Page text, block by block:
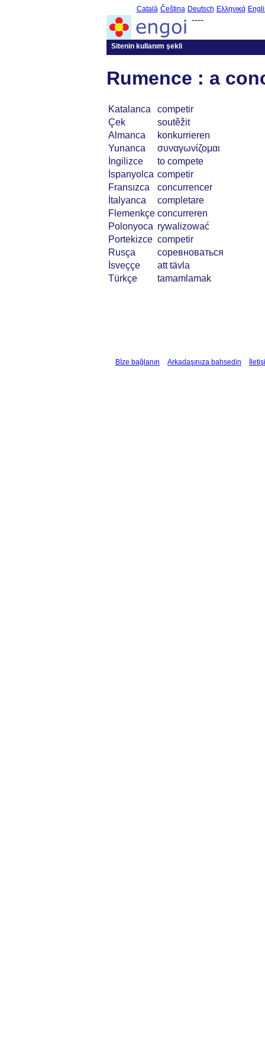
Català Čeština Deutsch Ελληνικά
----
Sitenin kullanım şekli
Rumence : a
Katalanca
competir
Çek
soutěžit
Almanca
konkurrieren
Yunanca
συναγωνίζομαι
İngilizce
to compete
İspanyolca competir
Fransızca
concurrencer
İtalyanca
completare
Flemenkçe concurreren
Polonyoca rywalizować
Portekizce competir
Rusça
соревноваться
İsveççe
att tävla
Türkçe
tamamlamak
Bİze bağlanın Arkadaşınıza bahsedin